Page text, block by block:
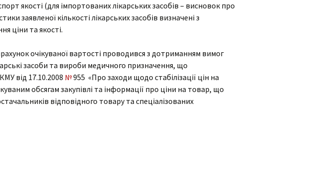
якості (для імпортованих лікарських засобів – висновок про
заявленої кількості лікарських засобів визначені з
ціни та якості.
очікуваної вартості проводився з дотриманням вимог
засоби та вироби медичного призначення, що
від 17.10.2008 №955 «Про заходи щодо стабілізації цін на
обсягам закупівлі та інформації про ціни на товар, що
відповідного товару та спеціалізованих